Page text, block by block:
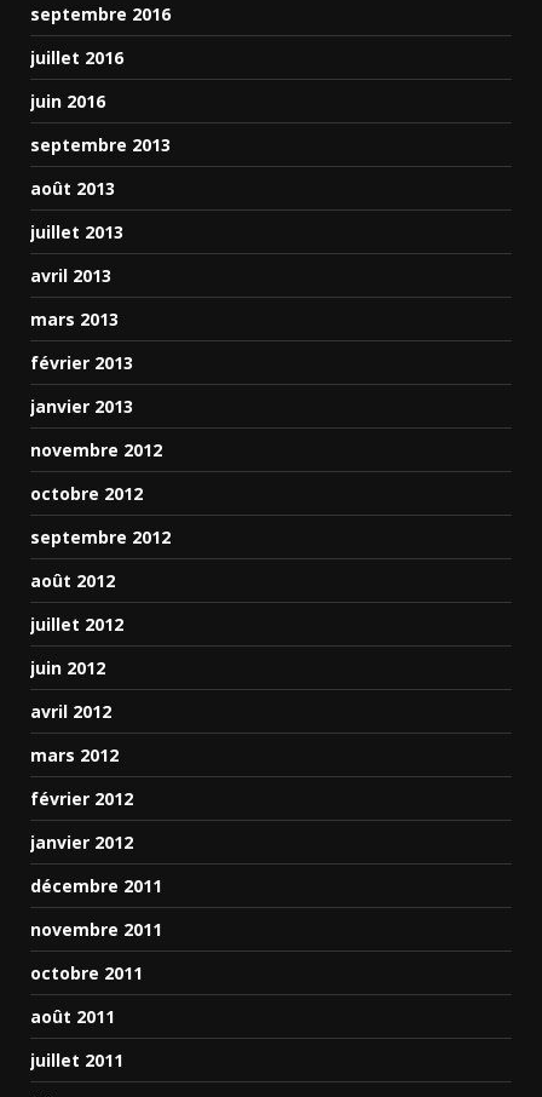
septembre 2016
juillet 2016
juin 2016
septembre 2013
août 2013
juillet 2013
avril 2013
mars 2013
février 2013
janvier 2013
novembre 2012
octobre 2012
septembre 2012
août 2012
juillet 2012
juin 2012
avril 2012
mars 2012
février 2012
janvier 2012
décembre 2011
novembre 2011
octobre 2011
août 2011
juillet 2011